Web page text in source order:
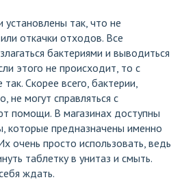
установлены так, что не
откачки отходов. Все
бактериями и выводиться
этого не происходит, то с
Скорее всего, бактерии,
не могут справляться с
помощи. В магазинах доступны
которые предназначены именно
очень просто использовать, ведь
таблетку в унитаз и смыть.
ждать.